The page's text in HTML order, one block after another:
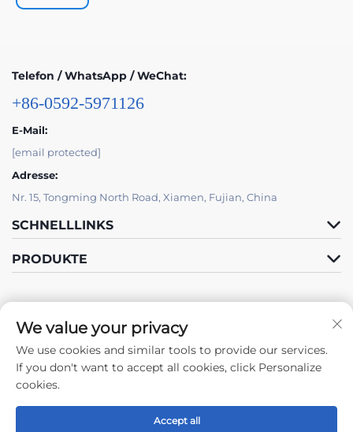
Telefon / WhatsApp / WeChat:
+86-0592-5971126
E-Mail:
[email protected]
Adresse:
Nr. 15, Tongming North Road, Xiamen, Fujian, China
SCHNELLLINKS
PRODUKTE
Folgen Sie uns
Urheberrecht © 2024 by Xiamen Tongchengjianhui Industry & Trade
We value your privacy
We use cookies and similar tools to provide our services.
If you don't want to accept all cookies, click Personalize
cookies.
Accept all